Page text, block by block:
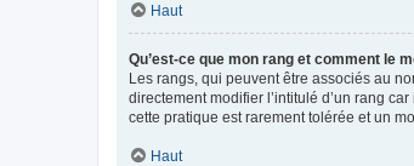
Haut
Qu’est-ce que mon rang et comment le
Les rangs, qui peuvent être associés au
directement modifier l’intitulé d’un rang
cette pratique est rarement tolérée et un
Haut